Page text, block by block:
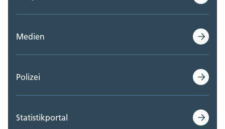
Medien
Polizei
Statistikportal